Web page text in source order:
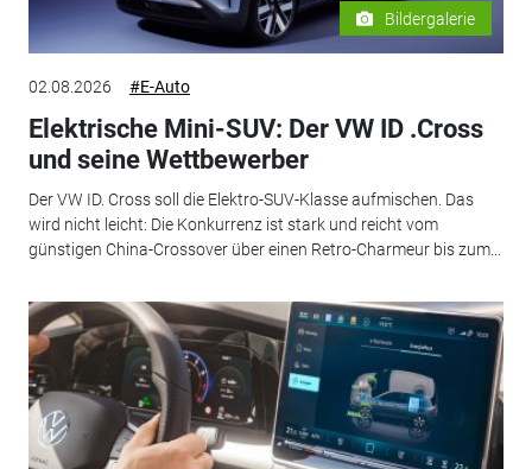
Bildergalerie
02.08.2026 #E-Auto
Elektrische Mini-SUV: Der VW ID .Cross
und seine Wettbewerber
Der VW ID. Cross soll die Elektro-SUV-Klasse aufmischen. Das
wird nicht leicht: Die Konkurrenz ist stark und reicht vom
günstigen China-Crossover über einen Retro-Charmeur bis zum...